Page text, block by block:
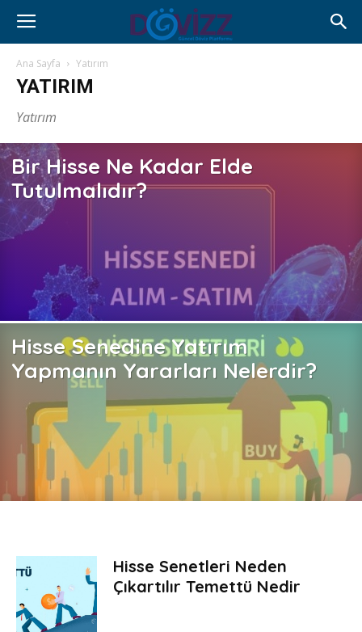
Ana Sayfa Yatırım
YATIRIM
Yatırım
Bir Hisse Ne Kadar Elde
Tutulmalıdır?
Hisse Senedine Yatırım
Yapmanın Yararları Nelerdir?
Hisse Senetleri Neden
Çıkartılır Temettü Nedir